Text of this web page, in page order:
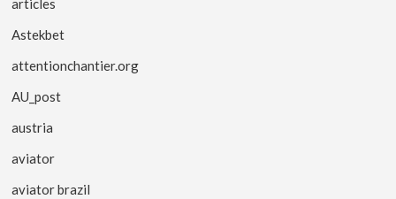
articles
Astekbet
attentionchantier.org
AU_post
austria
aviator
aviator brazil